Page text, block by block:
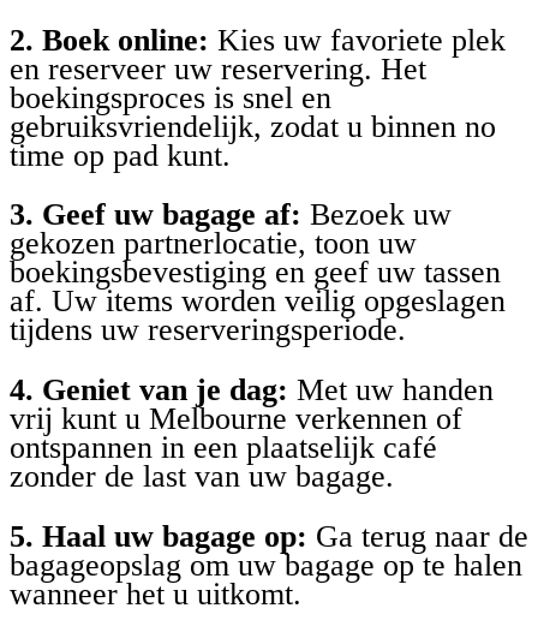
2. Boek online: Kies uw favoriete plek
en reserveer uw reservering. Het
boekingsproces is snel en
gebruiksvriendelijk, zodat u binnen no
time op pad kunt.
3. Geef uw bagage af: Bezoek uw
gekozen partnerlocatie, toon uw
boekingsbevestiging en geef uw tassen
af. Uw items worden veilig opgeslagen
tijdens uw reserveringsperiode.
4. Geniet van je dag: Met uw handen
vrij kunt u Melbourne verkennen of
ontspannen in een plaatselijk café
zonder de last van uw bagage.
5. Haal uw bagage op: Ga terug naar de
bagageopslag om uw bagage op te halen
wanneer het u uitkomt.